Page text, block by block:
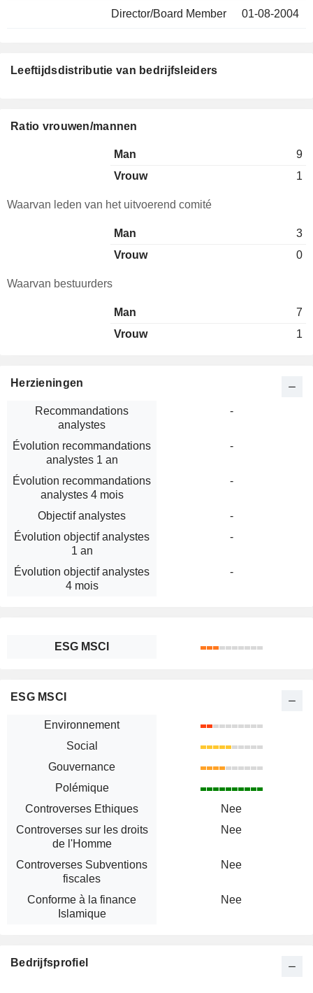
Director/Board Member 01-08-2004
Leeftijdsdistributie van bedrijfsleiders
Ratio vrouwen/mannen
Man
9
Vrouw
1
Waarvan leden van het uitvoerend comité
Man
3
Vrouw
0
Waarvan bestuurders
Man
7
Vrouw
1
Herzieningen
Recommandations
analystes
-
Évolution recommandations
analystes 1 an
-
Évolution recommandations
analystes 4 mois
-
Objectif analystes
-
Évolution objectif analystes
1 an
-
Évolution objectif analystes
4 mois
-
ESG MSCI
ESG MSCI
Environnement
Social
Gouvernance
Polémique
Controverses Ethiques
Nee
Controverses sur les droits
de l'Homme
Nee
Controverses Subventions
fiscales
Nee
Conforme à la finance
Islamique
Nee
Bedrijfsprofiel